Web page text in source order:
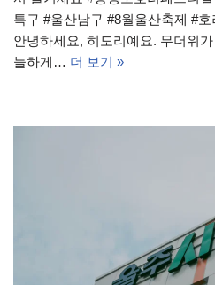
특구 #울산남구 #8월울산축제 #
안녕하세요, 히도리예요. 무더위
늘하게… 더 보기 »